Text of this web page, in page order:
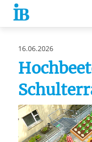
Springe zum Inhalt
16.06.2026